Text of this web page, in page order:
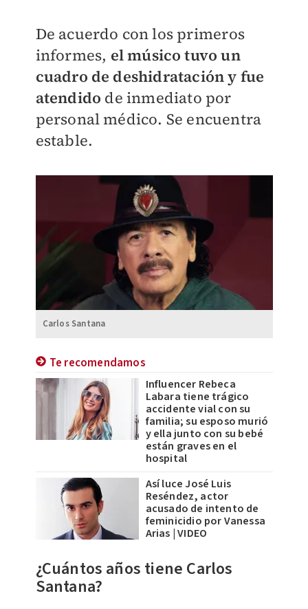
De acuerdo con los primeros
informes, el músico tuvo un
cuadro de deshidratación y fue
atendido de inmediato por
personal médico. Se encuentra
estable.
Carlos Santana
Te recomendamos
Influencer Rebeca
Labara tiene trágico
accidente vial con su
familia; su esposo murió
y ella junto con su bebé
están graves en el
hospital
Así luce José Luis
Reséndez, actor
acusado de intento de
feminicidio por Vanessa
Arias | VIDEO
¿Cuántos años tiene Carlos
Santana?